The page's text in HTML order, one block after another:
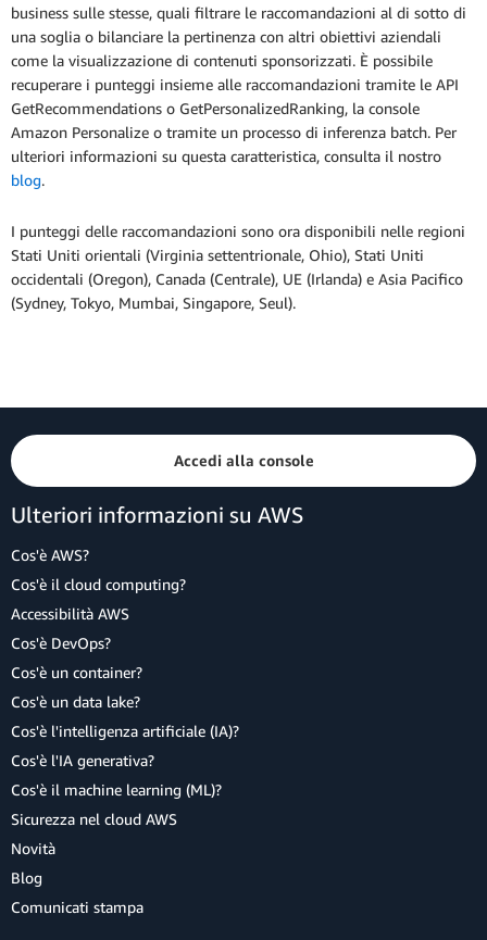
business sulle stesse, quali filtrare le raccomandazioni al di sotto di
una soglia o bilanciare la pertinenza con altri obiettivi aziendali
come la visualizzazione di contenuti sponsorizzati. È possibile
recuperare i punteggi insieme alle raccomandazioni tramite le API
GetRecommendations o GetPersonalizedRanking, la console
Amazon Personalize o tramite un processo di inferenza batch. Per
ulteriori informazioni su questa caratteristica, consulta il nostro
blog.
I punteggi delle raccomandazioni sono ora disponibili nelle regioni
Stati Uniti orientali (Virginia settentrionale, Ohio), Stati Uniti
occidentali (Oregon), Canada (Centrale), UE (Irlanda) e Asia Pacifico
(Sydney, Tokyo, Mumbai, Singapore, Seul).
Accedi alla console
Ulteriori informazioni su AWS
Cos'è AWS?
Cos'è il cloud computing?
Accessibilità AWS
Cos'è DevOps?
Cos'è un container?
Cos'è un data lake?
Cos'è l'intelligenza artificiale (IA)?
Cos'è l'IA generativa?
Cos'è il machine learning (ML)?
Sicurezza nel cloud AWS
Novità
Blog
Comunicati stampa